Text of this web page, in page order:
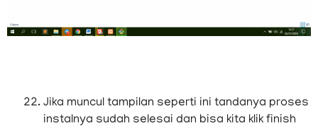
Jika muncul tampilan seperti ini tandanya proses
instalnya sudah selesai dan bisa kita klik finish